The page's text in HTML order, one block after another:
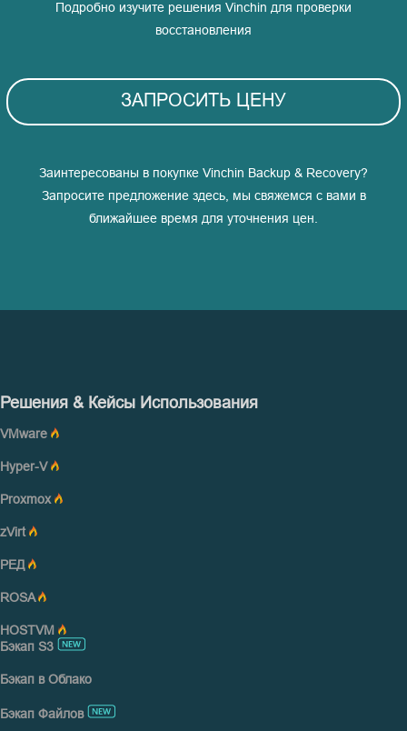
Подробно изучите решения Vinchin для проверки
восстановления
ЗАПРОСИТЬ ЦЕНУ
Заинтересованы в покупке Vinchin Backup & Recovery?
Запросите предложение здесь, мы свяжемся с вами в
ближайшее время для уточнения цен.
Решения & Кейсы Использования
VMware
Hyper-V
Proxmox
zVirt
РЕД
ROSA
HOSTVM
Бэкап S3
Бэкап в Облако
Бэкап Файлов